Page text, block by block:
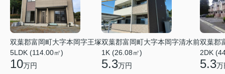
双葉郡富岡町大字本岡字王塚
5LDK (114.00㎡)
10万円
双葉郡富岡町大字本岡字清水前
1K (26.08㎡)
5.3万円
双葉郡
2DK
5.3万